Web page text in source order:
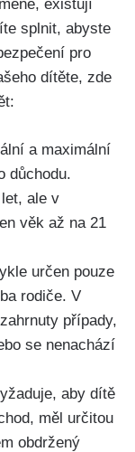
existují
splnit, abyste
pro
dítěte, zde
a maximální
důchodu.
ale v
věk až na 21
určen pouze
rodiče. V
případy,
se nenachází
aby dítě
měl určitou
obdržený